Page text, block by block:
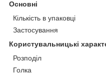
Основні
Кількість в упаковці
Застосування
Користувальницькі
Розподіл
Голка